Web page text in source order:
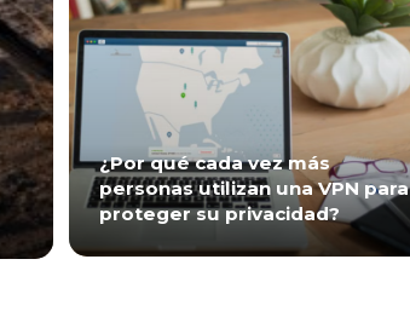
¿Por qué cada vez más
personas utilizan una VPN para
proteger su privacidad?